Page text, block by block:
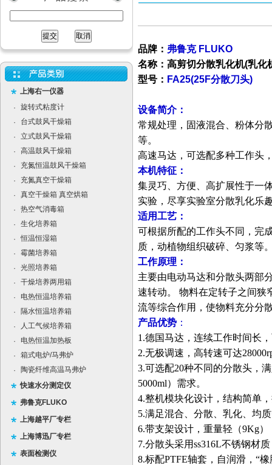
上海右一仪器
·
旋转式粘度计
·
台式鼓风干燥箱
·
立式鼓风干燥箱
·
高温鼓风干燥箱
·
充氮恒温鼓风干燥箱
·
充氮真空干燥箱
·
真空干燥箱 真空烘箱
·
热空气消毒箱
·
生化培养箱
·
恒温恒湿箱
·
霉菌培养箱
·
光照培养箱
·
干燥培养两用箱
·
电热恒温培养箱
·
隔水恒温培养箱
·
人工气候培养箱
·
电热恒温加热板
·
箱式电炉/马弗炉
·
陶瓷纤维高温马弗炉
快速水分测定仪
弗鲁克FLUKO
上海越平厂专栏
上海博迅厂专栏
表面检测仪
品牌： 弗鲁克 FLUKO
名称：高剪切分散乳化机(乳化
型号： FA25(25F分散刀头)
设备简介：
常规处理，固液混合、粉体分
等。
高速马达，可选配多种工作头
本机特征：
集灵巧、方便、高扩展性于一
实验，尽享实验室分散乳化乐
适用工艺：
可根据所配的工作头不同，完
质，动植物组织破碎、匀浆等
工作原理：
主要由电动马达和分散头两部
速转动。 物料在定转子之间狭
流等综合作用，使物料充分分
产品优势 ：
1.德国马达，连续工作时间长
2.无极调速，高转速可达
3.可选配20种不同的分散头，
5000ml）需求。
4.整机模块化设计，结构简单
5.满足混合、分散、乳化、均
6.带支架设计，重量轻（9Kg
7.分散头采用ss316L不锈钢材
8.标配PTFE轴套，自润滑，“